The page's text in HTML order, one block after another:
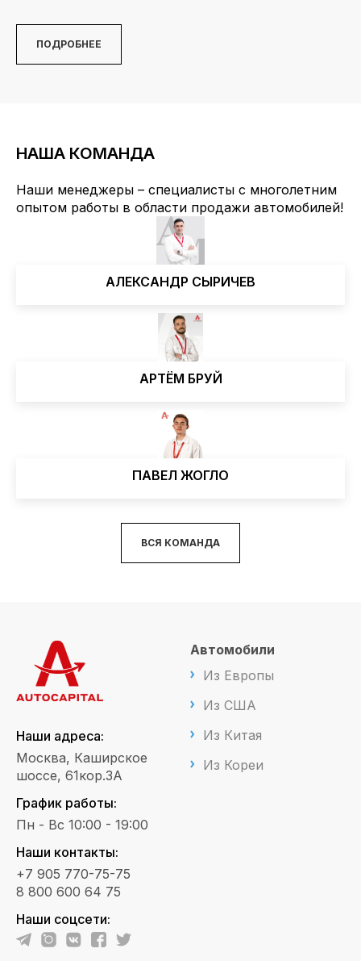
ПОДРОБНЕЕ
НАША КОМАНДА
Наши менеджеры – специалисты с многолетним
oпытом работы в области продажи автомобилей!
АЛЕКСАНДР СЫРИЧЕВ
АРТЁМ БРУЙ
ПАВЕЛ ЖОГЛО
ВСЯ КОМАНДА
Наши адреса:
Москва, Каширское
шоссе, 61кор.3А
График работы:
Пн - Вс 10:00 - 19:00
Наши контакты:
+7 905 770-75-75
8 800 600 64 75
Наши соцсети:
Автомобили
Из Европы
Из США
Из Китая
Из Кореи